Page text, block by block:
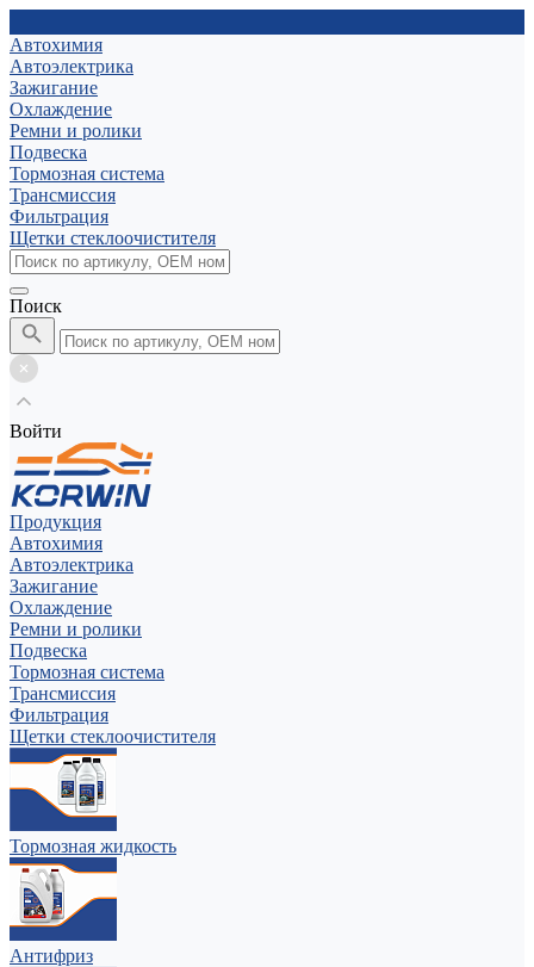
Автохимия
Автоэлектрика
Зажигание
Охлаждение
Ремни и ролики
Подвеска
Тормозная система
Трансмиссия
Фильтрация
Щетки стеклоочистителя
Поиск
Войти
Продукция
Автохимия
Автоэлектрика
Зажигание
Охлаждение
Ремни и ролики
Подвеска
Тормозная система
Трансмиссия
Фильтрация
Щетки стеклоочистителя
Тормозная жидкость
Антифриз